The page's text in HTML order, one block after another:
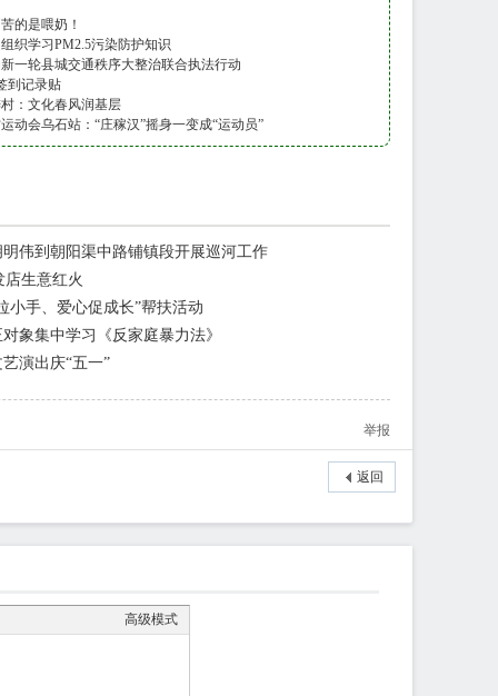
的是喂奶！
织学习PM2.5污染防护知识
一轮县城交通秩序大整治联合执法行动
到记录贴
：文化春风润基层
动会乌石站：“庄稼汉”摇身一变成“运动员”
伟到朝阳渠中路铺镇段开展巡河工作
店生意红火
小手、爱心促成长”帮扶活动
象集中学习《反家庭暴力法》
演出庆“五一”
举报
返回
高级模式